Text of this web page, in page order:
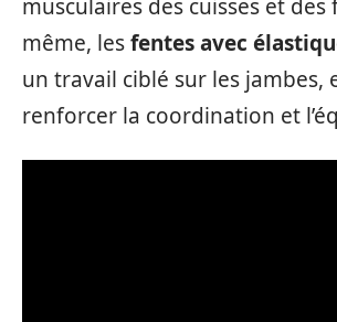
musculaires des cuisses et des
même, lesfentes avec
un travail ciblé sur les jambes,
renforcer la coordination et